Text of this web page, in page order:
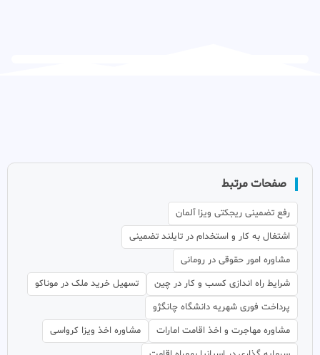
صفحات مرتبط
رفع تضمینی ریجکتی ویزا آلمان
اشتغال به کار و استخدام در تایلند تضمینی
مشاوره امور حقوقی در رومانی
شرایط راه اندازی کسب و کار در چین
تسهیل خرید ملک در موناکو
پرداخت فوری شهریه دانشگاه چانگژو
مشاوره مهاجرت و اخذ اقامت امارات
مشاوره اخذ ویزا کرواسی